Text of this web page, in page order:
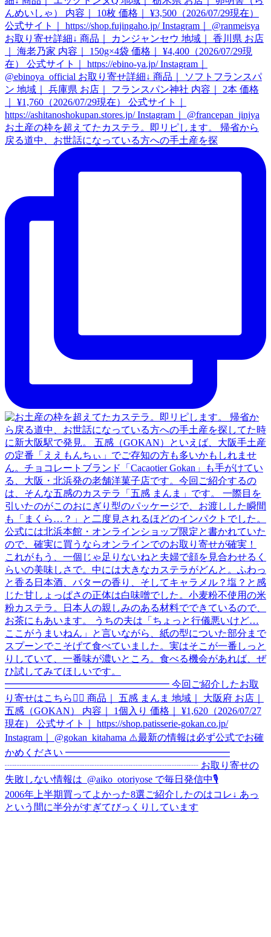
お土産の枠を超えてたカステラ。即リピします。 帰省から
戻る道中、お世話になっている方への手土産を探
2006年上半期買ってよかった8選ご紹介したのはコレ↓ あっ
という間に半分がすぎてびっくりしています